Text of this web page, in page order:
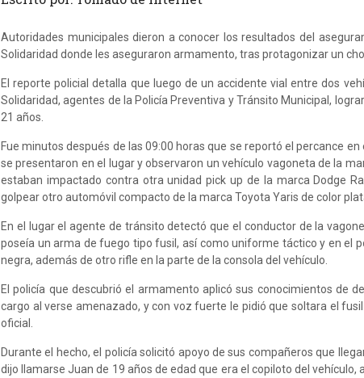
Autoridades municipales dieron a conocer los resultados del
Solidaridad donde les aseguraron armamento, tras protagonizar un
El reporte policial detalla que luego de un accidente vial entre dos
Solidaridad, agentes de la Policía Preventiva y Tránsito Municipal,
21 años.
Fue minutos después de las 09:00 horas que se reportó el percance
se presentaron en el lugar y observaron un vehículo vagoneta de la
estaban impactado contra otra unidad pick up de la marca Dodge
golpear otro automóvil compacto de la marca Toyota Yaris de color
En el lugar el agente de tránsito detectó que el conductor de la
poseía un arma de fuego tipo fusil, así como uniforme táctico y en el
negra, además de otro rifle en la parte de la consola del vehículo.
El policía que descubrió el armamento aplicó sus conocimientos de
cargo al verse amenazado, y con voz fuerte le pidió que soltara el
oficial.
Durante el hecho, el policía solicitó apoyo de sus compañeros que
dijo llamarse Juan de 19 años de edad que era el copiloto del vehículo,